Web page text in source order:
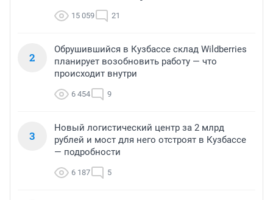
15 059 21
2
Обрушившийся в Кузбассе склад Wildberries
планирует возобновить работу — что
происходит внутри
6 454 9
3
Новый логистический центр за 2 млрд
рублей и мост для него отстроят в Кузбассе
— подробности
6 187 5